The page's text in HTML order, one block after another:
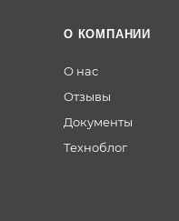
О КОМПАНИИ
О нас
Отзывы
Документы
Техноблог